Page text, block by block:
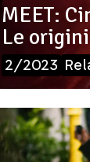
MEET:
Le origini
2/2023